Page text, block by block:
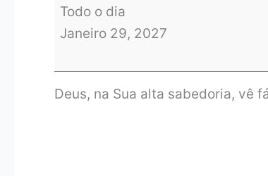
Todo o dia
Janeiro 29, 2027
Deus, na Sua alta sabedoria, vê